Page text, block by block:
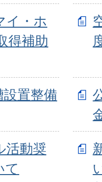
イ・ホ
得補助
置整備
活動奨
て